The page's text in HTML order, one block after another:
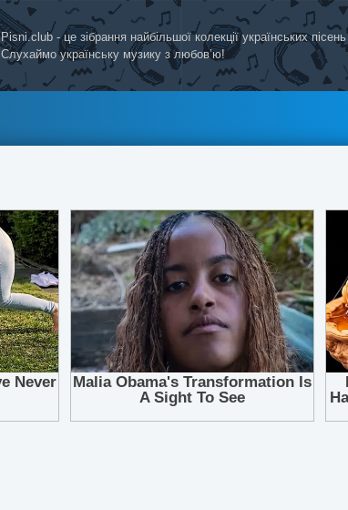
Pisni.club - це зібрання найбільшої колекції українських пісень
Слухаймо українську музику з любов’ю!